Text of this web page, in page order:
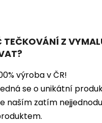
TEČKOVÁNÍ Z
výroba v ČR!
se o unikátní
naším zatím